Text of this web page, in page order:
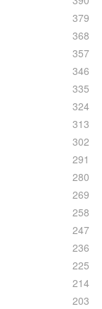
379
368
357
346
335
324
313
302
291
280
269
258
247
236
225
214
203